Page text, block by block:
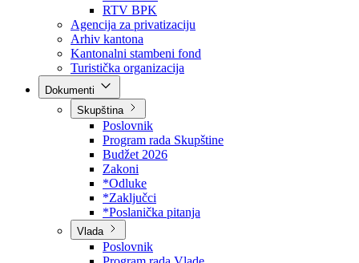
Direkcija za šumarstvo
Javna preduzeća
BPK šume
RTV BPK
Agencija za privatizaciju
Arhiv kantona
Kantonalni stambeni fond
Turistička organizacija
Skupština
Poslovnik
Program rada Skupštine
Budžet 2026
Zakoni
*Odluke
*Zaključci
*Poslanička pitanja